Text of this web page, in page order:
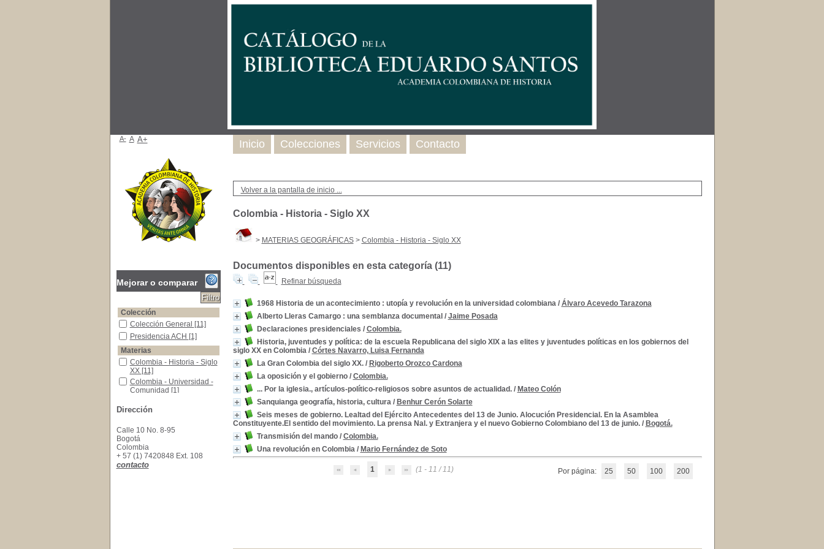
Volver a la pantalla de inicio ...
Colombia - Historia - Siglo XX
> MATERIAS GEOGRÁFICAS> Colombia - Historia - Siglo XX
Documentos disponibles en esta categoría (11)
Refinar búsqueda
1968 Historia de un acontecimiento : utopía y revolución en la universidad colombiana/ Álvaro Acevedo Tarazona
Alberto Lleras Camargo : una semblanza documental / Jaime Posada
Declaraciones presidenciales / Colombia.
Historia, juventudes y política: de la escuela Republicana del siglo XIX a las elites y juventudes políticas en los gobiernos del
siglo XX en Colombia/ Córtes Navarro, Luisa Fernanda
La Gran Colombia del siglo XX./ Rigoberto Orozco Cardona
La oposición y el gobierno / Colombia.
... Por la iglesia., artículos-político-religiosos sobre asuntos de actualidad./ Mateo Colón
Sanquianga geografía, historia, cultura/ Benhur Cerón Solarte
Seis meses de gobierno. Lealtad del Ejército Antecedentes del 13 de Junio. Alocución Presidencial. En la Asamblea
Constituyente.El sentido del movimiento. La prensa Nal. y Extranjera y el nuevo Gobierno Colombiano del 13 de junio./ Bogotá.
Transmisión del mando / Colombia.
Una revolución en Colombia / Mario Fernández de Soto
1 (1 - 11 / 11) Por página: 25 50 100 200
Inicio Colecciones Servicios Contacto
A- A A+
Mejorar o comparar
Colección
Colección General
Colección General [11]
Presidencia ACH
Presidencia ACH [1]
Materias
Colombia - Historia - Siglo XX
Colombia - Historia - Siglo
XX [11]
Colombia - Universidad - Comunidad
Colombia - Universidad -
Comunidad [1]
Colombia -Política y Gobierno -Siglo XX
Gobierno -Siglo XX
[1]
Costa Pacífica (Colombia)--Geografía--Siglo XX
Costa Pacífica
(Colombia)--Geografía--
Siglo XX[1]
Iglesia - Historia - Colombia
Iglesia - Historia -
Dirección
Calle 10 No. 8-95
Bogotá
Colombia
+ 57 (1) 7420848 Ext. 108
contacto